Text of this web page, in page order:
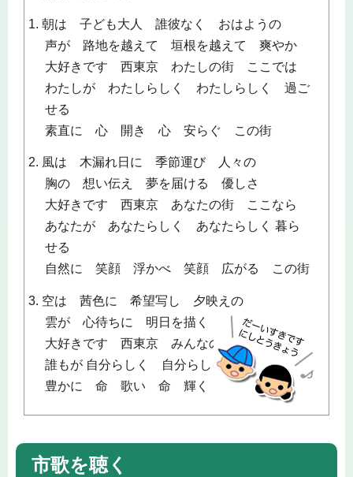
1. 朝は 子ども大人 誰彼なく おはようの
声が 路地を越えて 垣根を越えて 爽やか
大好きです 西東京 わたしの街 ここでは
わたしが わたしらしく わたしらしく 過ご
せる
素直に 心 開き 心 安らぐ この街
2. 風は 木漏れ日に 季節運び 人々の
胸の 想い伝え 夢を届ける 優しさ
大好きです 西東京 あなたの街 ここなら
あなたが あなたらしく あなたらしく 暮ら
せる
自然に 笑顔 浮かべ 笑顔 広がる この街
3. 空は 茜色に 希望写し 夕映えの
雲が 心待ちに 明日を描く 嬉しさ
大好きです 西東京 みんなの街 こここそ
誰もが 自分らしく 自分らしく 生きてる
豊かに 命 歌い 命 輝く この街
市歌を聴く